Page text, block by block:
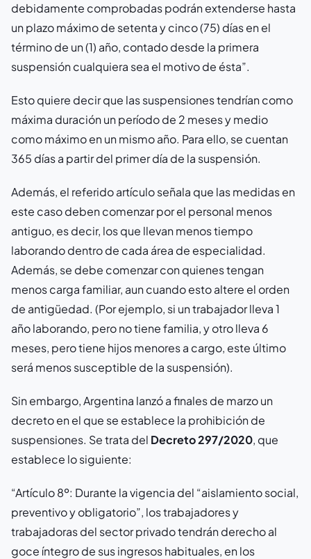
debidamente comprobadas podrán extenderse hasta
un plazo máximo de setenta y cinco (75) días en el
término de un (1) año, contado desde la primera
suspensión cualquiera sea el motivo de ésta”.
Esto quiere decir que las suspensiones tendrían como
máxima duración un período de 2 meses y medio
como máximo en un mismo año. Para ello, se cuentan
365 días a partir del primer día de la suspensión.
Además, el referido artículo señala que las medidas en
este caso deben comenzar por el personal menos
antiguo, es decir, los que llevan menos tiempo
laborando dentro de cada área de especialidad.
Además, se debe comenzar con quienes tengan
menos carga familiar, aun cuando esto altere el orden
de antigüedad. (Por ejemplo, si un trabajador lleva 1
año laborando, pero no tiene familia, y otro lleva 6
meses, pero tiene hijos menores a cargo, este último
será menos susceptible de la suspensión).
Sin embargo, Argentina lanzó a finales de marzo un
decreto en el que se establece la prohibición de
suspensiones. Se trata del Decreto 297/2020, que
establece lo siguiente:
“Artículo 8º: Durante la vigencia del “aislamiento social,
preventivo y obligatorio”, los trabajadores y
trabajadoras del sector privado tendrán derecho al
goce íntegro de sus ingresos habituales, en los